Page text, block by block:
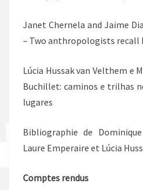
Janet Chernela and Jaime
– Two anthropologists recall
Lúcia Hussak van Velthem e
Buchillet: caminos e trilhas
lugares
Bibliographie de
Laure Emperaire et Lúcia
Comptes rendus